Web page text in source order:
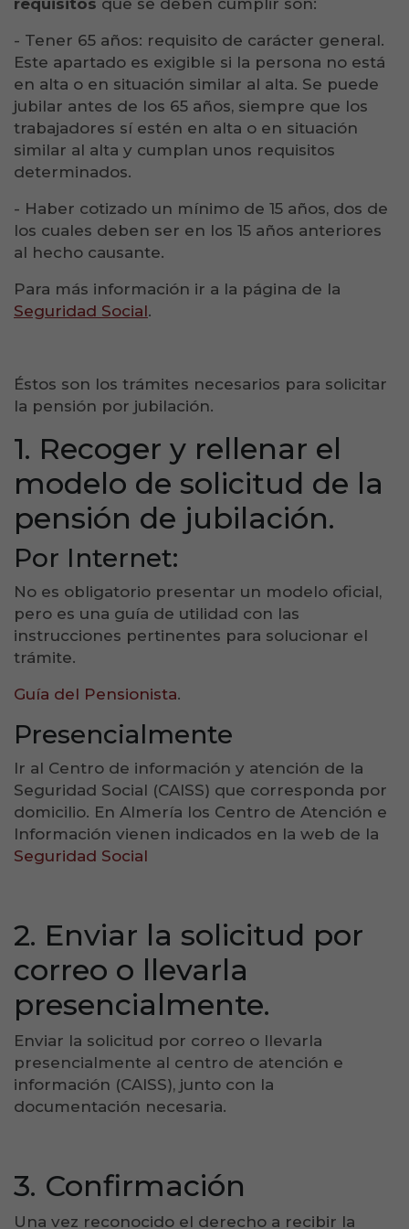
requisitos que se deben cumplir son:
- Tener 65 años: requisito de carácter general.
Este apartado es exigible si la persona no está
en alta o en situación similar al alta. Se puede
jubilar antes de los 65 años, siempre que los
trabajadores sí estén en alta o en situación
similar al alta y cumplan unos requisitos
determinados.
- Haber cotizado un mínimo de 15 años, dos de
los cuales deben ser en los 15 años anteriores
al hecho causante.
Para más información ir a la página de la
Seguridad Social.
Éstos son los trámites necesarios para solicitar
la pensión por jubilación.
1. Recoger y rellenar el
modelo de solicitud de la
pensión de jubilación.
Por Internet:
No es obligatorio presentar un modelo oficial,
pero es una guía de utilidad con las
instrucciones pertinentes para solucionar el
trámite.
Guía del Pensionista.
Presencialmente
Ir al Centro de información y atención de la
Seguridad Social (CAISS) que corresponda por
domicilio. En Almería los Centro de Atención e
Información vienen indicados en la web de la
Seguridad Social
2. Enviar la solicitud por
correo o llevarla
presencialmente.
Enviar la solicitud por correo o llevarla
presencialmente al centro de atención e
información (CAISS), junto con la
documentación necesaria.
3. Confirmación
Una vez reconocido el derecho a recibir la